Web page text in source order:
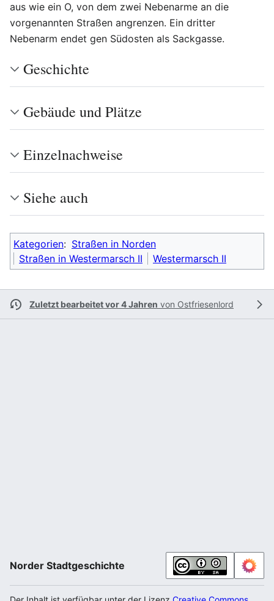
aus wie ein O, von dem zwei Nebenarme an die
vorgenannten Straßen angrenzen. Ein dritter
Nebenarm endet gen Südosten als Sackgasse.
Geschichte
Gebäude und Plätze
Einzelnachweise
Siehe auch
Kategorien: Straßen in Norden
Straßen in Westermarsch II
Westermarsch II
Zuletzt bearbeitet vor 4 Jahren von Ostfriesenlord
Norder Stadtgeschichte